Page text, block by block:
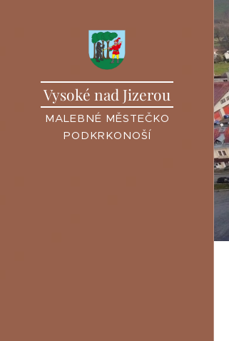
Vysoké nad Jizerou
MALEBNÉ MĚSTEČKO
PODKRKONOŠÍ